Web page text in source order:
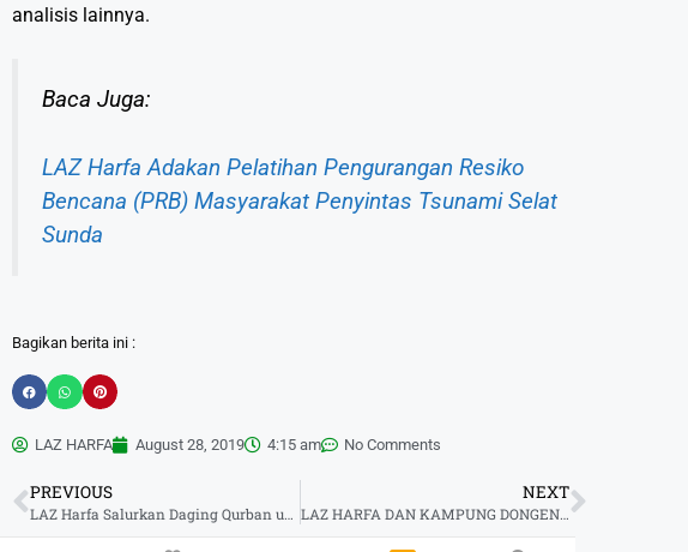
analisis lainnya.
Baca Juga:
LAZ Harfa Adakan Pelatihan Pengurangan Resiko
Bencana (PRB) Masyarakat Penyintas Tsunami Selat
Sunda
Bagikan berita ini :
LAZ HARFA August 28, 2019 4:15 am No Comments
PREVIOUS
LAZ Harfa Salurkan Daging Qurban untuk Penyintas Tsunami Selat Sunda
NEXT
LAZ HARFA DAN KAMPUNG DONGENG ADAKAN WORKSHOP DONGENG